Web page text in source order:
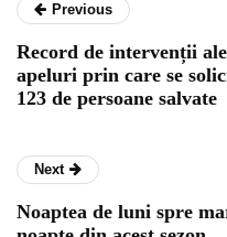
Previous
Record de intervenții
apeluri prin care se
123 de persoane salvate
Next
Noaptea de luni spre